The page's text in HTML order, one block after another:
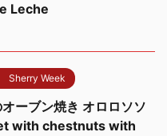
Leche
Sherry Week
ーブン焼き オロロソソ
with chestnuts with